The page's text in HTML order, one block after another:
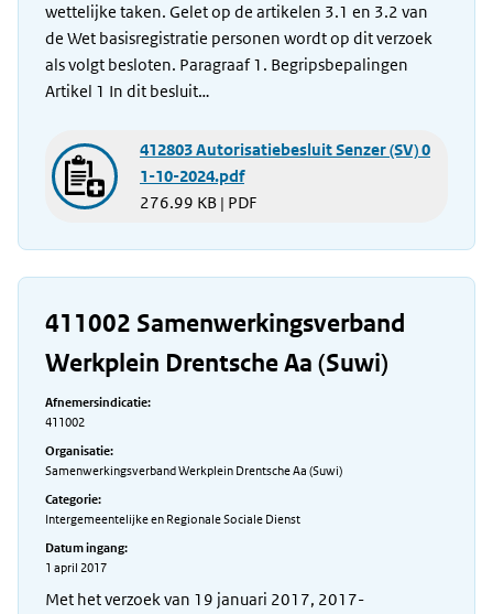
wettelijke taken. Gelet op de artikelen 3.1 en 3.2 van
de Wet basisregistratie personen wordt op dit verzoek
als volgt besloten. Paragraaf 1. Begripsbepalingen
Artikel 1 In dit besluit…
412803 Autorisatiebesluit Senzer (SV) 0
1-10-2024.pdf
276.99 KB | PDF
411002 Samenwerkingsverband
Werkplein Drentsche Aa (Suwi)
Afnemersindicatie:
411002
Organisatie:
Samenwerkingsverband Werkplein Drentsche Aa (Suwi)
Categorie:
Intergemeentelijke en Regionale Sociale Dienst
Datum ingang:
1 april 2017
Met het verzoek van 19 januari 2017, 2017-